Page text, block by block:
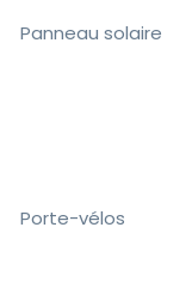
Panneau solaire
Porte-vélos